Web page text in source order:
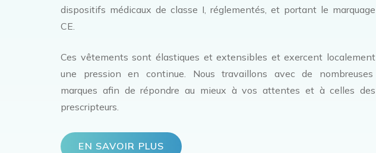
dispositifs médicaux de classe I, réglementés, et portant le marquage
CE.
Ces vêtements sont élastiques et extensibles et exercent localement
une pression en continue. Nous travaillons avec de nombreuses
marques afin de répondre au mieux à vos attentes et à celles des
prescripteurs.
EN SAVOIR PLUS